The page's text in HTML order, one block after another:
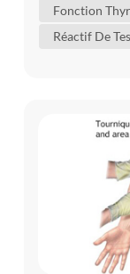
Fonction
Réactif De